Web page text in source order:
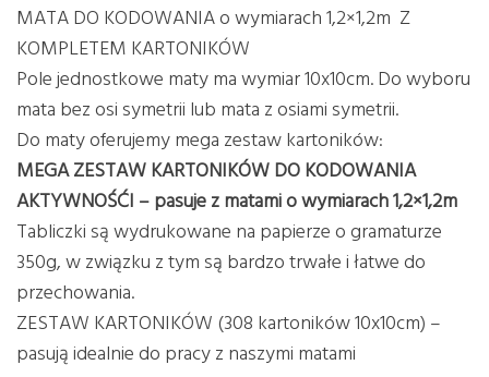
MATA DO KODOWANIA o wymiarach 1,2×1,2m Z
KOMPLETEM KARTONIKÓW
Pole jednostkowe maty ma wymiar 10x10cm. Do wyboru
mata bez osi symetrii lub mata z osiami symetrii.
Do maty oferujemy mega zestaw kartoników:
MEGA ZESTAW KARTONIKÓW DO KODOWANIA
AKTYWNOŚĆI – pasuje z matami o wymiarach 1,2×1,2m
Tabliczki są wydrukowane na papierze o gramaturze
350g, w związku z tym są bardzo trwałe i łatwe do
przechowania.
ZESTAW KARTONIKÓW (308 kartoników 10x10cm) –
pasują idealnie do pracy z naszymi matami